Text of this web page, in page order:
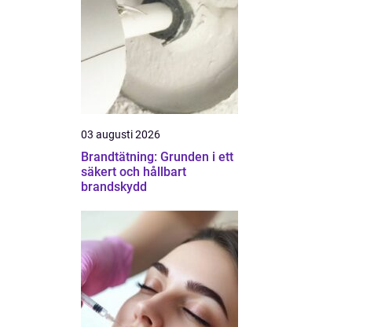
03 augusti 2026
Brandtätning: Grunden i ett
säkert och hållbart
brandskydd